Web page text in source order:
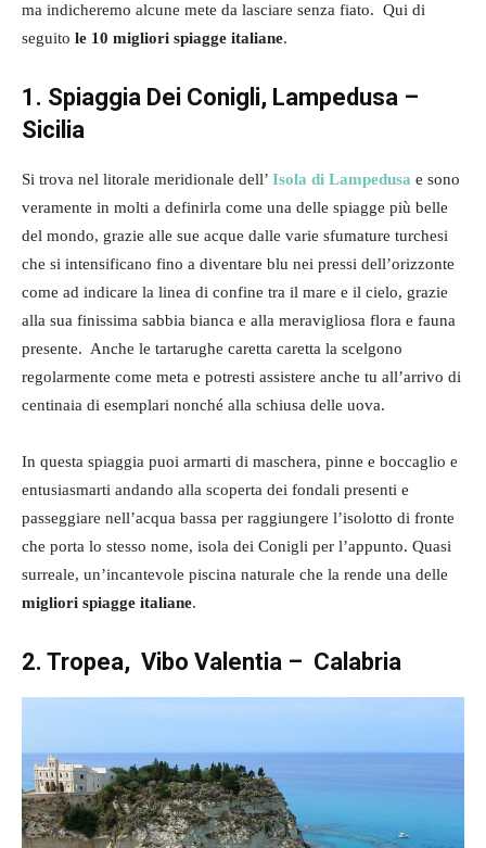
ma indicheremo alcune mete da lasciare senza fiato. Qui di
seguito le 10 migliori spiagge italiane.
1. Spiaggia Dei Conigli, Lampedusa –
Sicilia
Si trova nel litorale meridionale dell’ Isola di Lampedusa e sono
veramente in molti a definirla come una delle spiagge più belle
del mondo, grazie alle sue acque dalle varie sfumature turchesi
che si intensificano fino a diventare blu nei pressi dell’orizzonte
come ad indicare la linea di confine tra il mare e il cielo, grazie
alla sua finissima sabbia bianca e alla meravigliosa flora e fauna
presente. Anche le tartarughe caretta caretta la scelgono
regolarmente come meta e potresti assistere anche tu all’arrivo di
centinaia di esemplari nonché alla schiusa delle uova.
In questa spiaggia puoi armarti di maschera, pinne e boccaglio e
entusiasmarti andando alla scoperta dei fondali presenti e
passeggiare nell’acqua bassa per raggiungere l’isolotto di fronte
che porta lo stesso nome, isola dei Conigli per l’appunto. Quasi
surreale, un’incantevole piscina naturale che la rende una delle
migliori spiagge italiane.
2. Tropea, Vibo Valentia – Calabria